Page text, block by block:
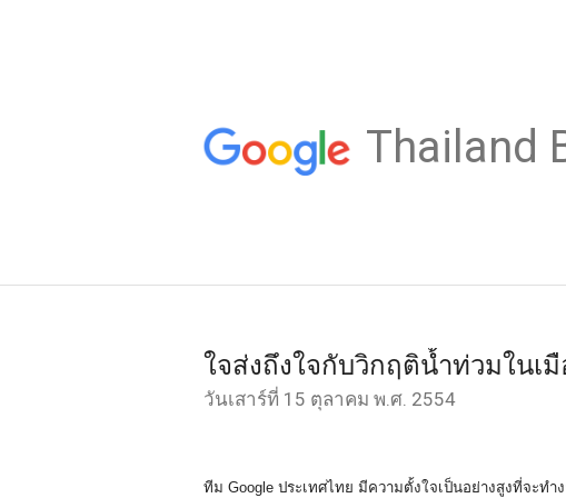
Thailand
ใจส่งถึงใจกับวิกฤติน้ำท่วมในเ
วันเสาร์ที่ 15 ตุลาคม พ.ศ. 2554
ทีม Google ประเทศไทย มีความตั้งใจเป็นอย่างสูงที่จะ